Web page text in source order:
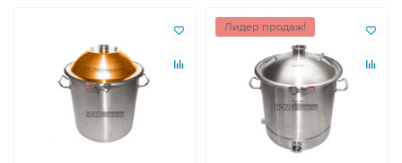
Лидер продаж!